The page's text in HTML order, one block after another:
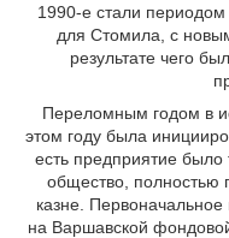
1990-е стали периодом
для Стомила, с
результате чего
Переломным годом в
этом году была
есть предприятие
общество, полностью
казне.
на Варшавской